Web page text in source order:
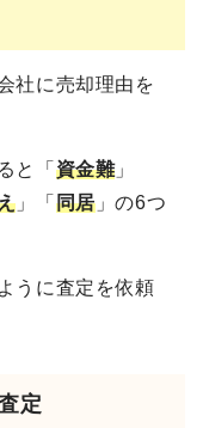
社に売却理由を
と「 資金難」
」「 同居」の6つ
うに査定を依頼
定